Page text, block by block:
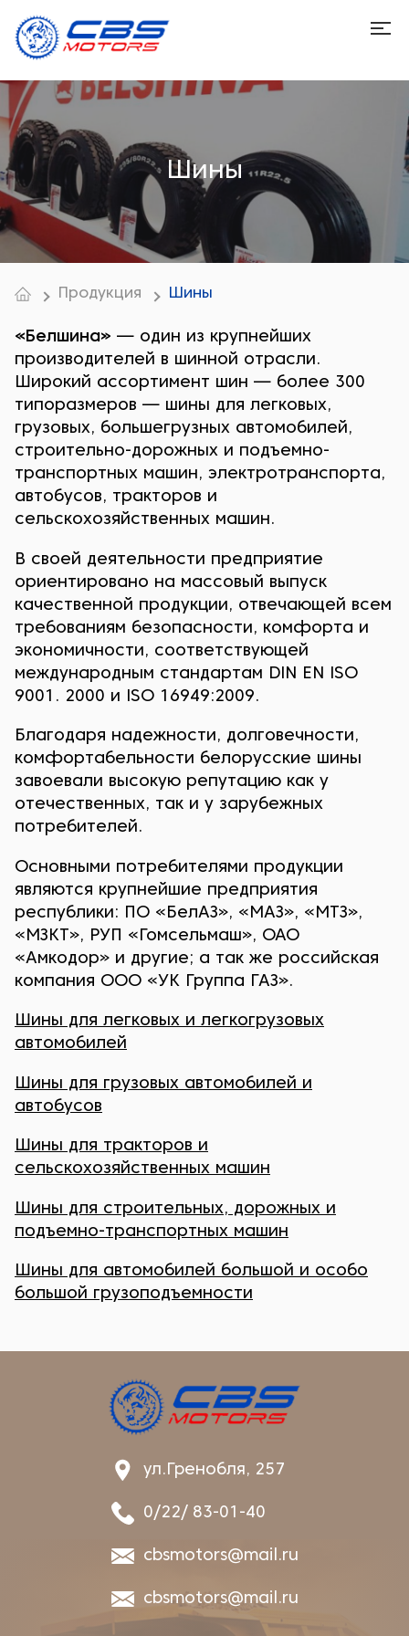
Шины
Продукция Шины
«Белшина» — один из крупнейших
производителей в шинной отрасли.
Широкий ассортимент шин — более 300
типоразмеров — шины для легковых,
грузовых, большегрузных автомобилей,
строительно-дорожных и подъемно-
транспортных машин, электротранспорта,
автобусов, тракторов и
сельскохозяйственных машин.
В своей деятельности предприятие
ориентировано на массовый выпуск
качественной продукции, отвечающей всем
требованиям безопасности, комфорта и
экономичности, соответствующей
международным стандартам DIN EN ISO
9001. 2000 и ISO 16949:2009.
Благодаря надежности, долговечности,
комфортабельности белорусские шины
завоевали высокую репутацию как у
отечественных, так и у зарубежных
потребителей.
Основными потребителями продукции
являются крупнейшие предприятия
республики: ПО «БелАЗ», «МАЗ», «МТЗ»,
«МЗКТ», РУП «Гомсельмаш», ОАО
«Амкодор» и другие; а так же российская
компания ООО «УК Группа ГАЗ».
Шины для легковых и легкогрузовых
автомобилей
Шины для грузовых автомобилей и
автобусов
Шины для тракторов и
сельскохозяйственных машин
Шины для строительных, дорожных и
подъемно-транспортных машин
Шины для автомобилей большой и особо
большой грузоподъемности
ул.Гренобля, 257
0/22/ 83-01-40
cbsmotors@mail.ru
cbsmotors@mail.ru